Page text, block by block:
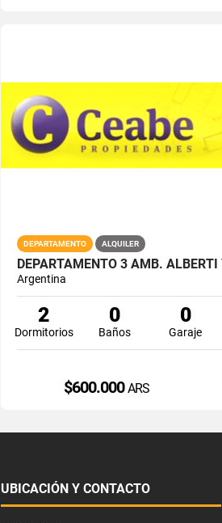
DEPARTAMENTO ALQUILER
Argentina
2
Dormitorios
0
Baños
0
Garaje
$600.000ARS
UBICACIÓN Y CONTACTO